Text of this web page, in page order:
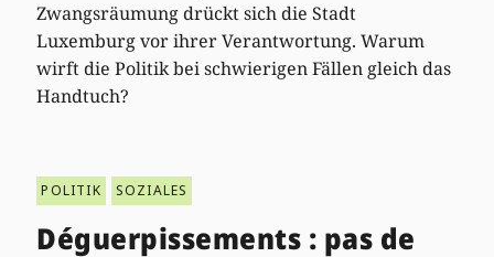
Zwangsräumung drückt sich die Stadt
Luxemburg vor ihrer Verantwortung. Warum
wirft die Politik bei schwierigen Fällen gleich das
Handtuch?
POLITIK SOZIALES
Déguerpissements : pas de